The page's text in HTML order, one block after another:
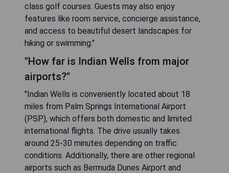
class golf courses. Guests may also enjoy
features like room service, concierge assistance,
and access to beautiful desert landscapes for
hiking or swimming."
"How far is Indian Wells from major
airports?"
"Indian Wells is conveniently located about 18
miles from Palm Springs International Airport
(PSP), which offers both domestic and limited
international flights. The drive usually takes
around 25-30 minutes depending on traffic
conditions. Additionally, there are other regional
airports such as Bermuda Dunes Airport and